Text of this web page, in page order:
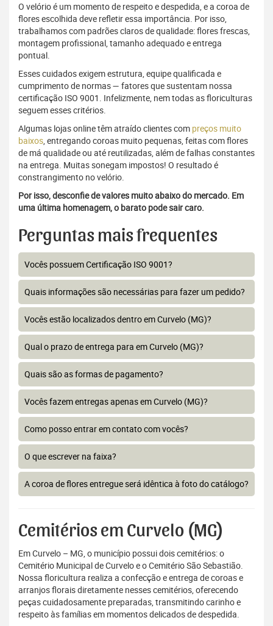
O velório é um momento de respeito e despedida, e a coroa de
flores escolhida deve refletir essa importância. Por isso,
trabalhamos com padrões claros de qualidade: flores frescas,
montagem profissional, tamanho adequado e entrega
pontual.
Esses cuidados exigem estrutura, equipe qualificada e
cumprimento de normas — fatores que sustentam nossa
certificação ISO 9001. Infelizmente, nem todas as floriculturas
seguem esses critérios.
Algumas lojas online têm atraído clientes com preços muito
baixos, entregando coroas muito pequenas, feitas com flores
de má qualidade ou até reutilizadas, além de falhas constantes
na entrega. Muitas sonegam impostos! O resultado é
constrangimento no velório.
Por isso, desconfie de valores muito abaixo do mercado. Em
uma última homenagem, o barato pode sair caro.
Perguntas mais frequentes
Vocês possuem Certificação ISO 9001?
Quais informações são necessárias para fazer um pedido?
Vocês estão localizados dentro em Curvelo (MG)?
Qual o prazo de entrega para em Curvelo (MG)?
Quais são as formas de pagamento?
Vocês fazem entregas apenas em Curvelo (MG)?
Como posso entrar em contato com vocês?
O que escrever na faixa?
A coroa de flores entregue será idêntica à foto do catálogo?
Cemitérios em Curvelo (MG)
Em Curvelo – MG, o município possui dois cemitérios: o
Cemitério Municipal de Curvelo e o Cemitério São Sebastião.
Nossa floricultura realiza a confecção e entrega de coroas e
arranjos florais diretamente nesses cemitérios, oferecendo
peças cuidadosamente preparadas, transmitindo carinho e
respeito às famílias em momentos delicados de despedida.